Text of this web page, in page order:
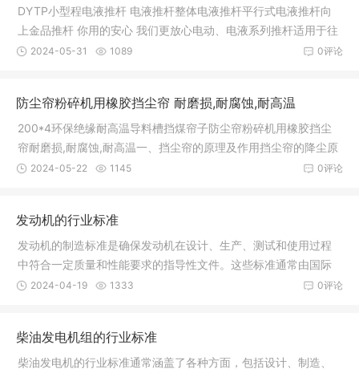
DYTP小型程电液推杆 电液推杆整体电液推杆平行式电液推杆向
上金品推杆 你用的安心 我们更放心电动、电液系列推杆适用于往
复推、
0评论
2024-05-31 1089
防尘帘粉碎机用橡胶挡尘帘 耐磨损,耐腐蚀,耐高温
200*4环保绝缘耐高温导料槽挡煤帘子防尘帘粉碎机用橡胶挡尘
帘耐磨损,耐腐蚀,耐高温一、挡尘帘的原理及作用挡尘帘的降尘原
理： 挡
0评论
2024-05-22 1145
发动机的行业标准
发动机的制造标准是确保发动机在设计、生产、测试和使用过程
中符合一定质量和性能要求的指导性文件。这些标准通常由国际
组织、行
0评论
2024-04-19 1333
柴油发电机组的行业标准
柴油发电机的行业标准通常涵盖了各种方面，包括设计、制造、